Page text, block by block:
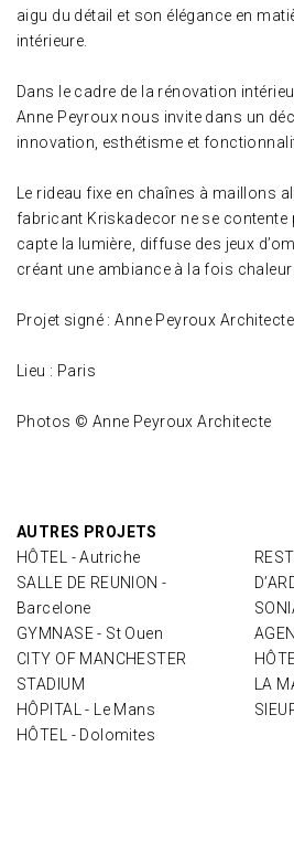
aigu du détail et son élégance en
intérieure.
Dans le cadre de la rénovation
Anne Peyroux nous invite dans un
innovation, esthétisme et
Le rideau fixe en chaînes à maillons
fabricant Kriskadecor ne se contente
capte la lumière, diffuse des jeux
créant une ambiance à la fois
Projet signé : Anne Peyroux Architecte
Lieu : Paris
Photos © Anne Peyroux Architecte
AUTRES PROJETS
HÔTEL - Autriche
SALLE DE REUNION -
Barcelone
GYMNASE - St Ouen
CITY OF MANCHESTER
STADIUM
HÔPITAL - Le Mans
HÔTEL - Dolomites
LA